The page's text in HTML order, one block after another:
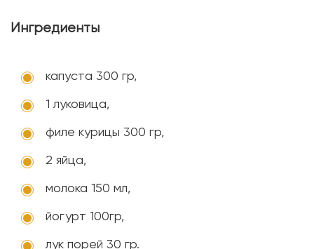
Ингредиенты
капуста 300 гр,
1 луковица,
филе курицы 300 гр,
2 яйца,
молока 150 мл,
йогурт 100гр,
лук порей 30 гр.